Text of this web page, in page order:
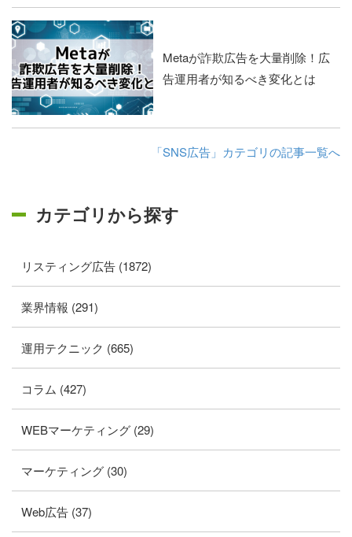
Metaが詐欺広告を大量削除！広
告運用者が知るべき変化とは
「SNS広告」カテゴリの記事一覧へ
カテゴリから探す
リスティング広告 (1872)
業界情報 (291)
運用テクニック (665)
コラム (427)
WEBマーケティング (29)
マーケティング (30)
Web広告 (37)